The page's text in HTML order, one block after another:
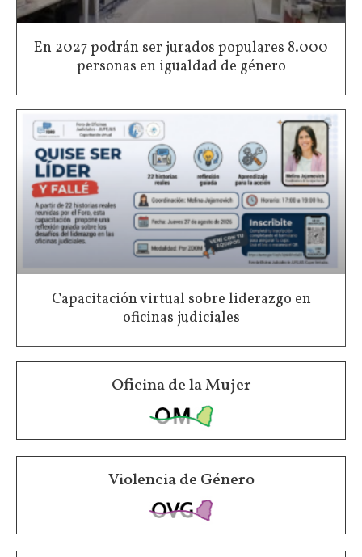
En 2027 podrán ser jurados populares 8.000
personas en igualdad de género
Capacitación virtual sobre liderazgo en
oficinas judiciales
Oficina de la Mujer
Violencia de Género